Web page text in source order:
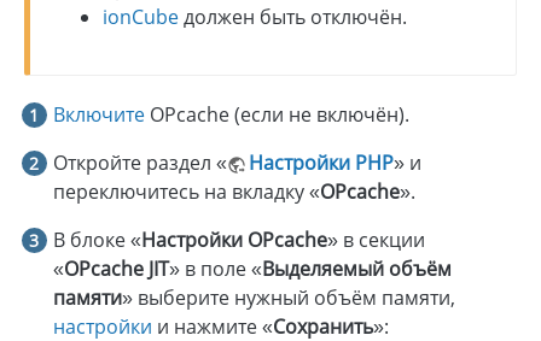
ionCubeдолжен быть отключён.
Включите OPcache (если не включён).
Откройте раздел «
Настройки PHP» и
переключитесь на вкладку «OPcache».
В блоке «Настройки OPcache» в секции
«OPcache JIT» в поле «Выделяемый объём
памяти» выберите нужный объём памяти,
настройки и нажмите «Сохранить»: